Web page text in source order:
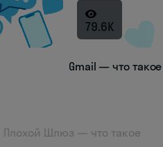
79.6K
Gmail — что такое
Плохой Шлюз — что такое